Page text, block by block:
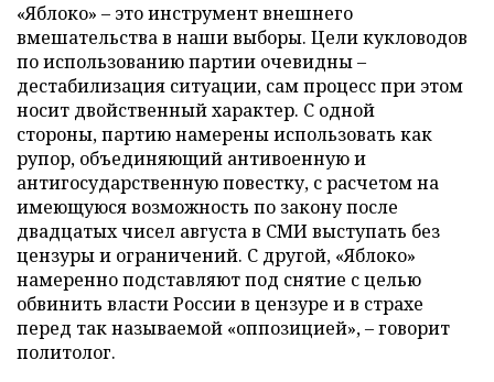
«Яблоко» – это инструмент внешнего
вмешательства в наши выборы. Цели кукловодов
по использованию партии очевидны –
дестабилизация ситуации, сам процесс при этом
носит двойственный характер. С одной
стороны, партию намерены использовать как
рупор, объединяющий антивоенную и
антигосударственную повестку, с расчетом на
имеющуюся возможность по закону после
двадцатых чисел августа в СМИ выступать без
цензуры и ограничений. С другой, «Яблоко»
намеренно подставляют под снятие с целью
обвинить власти России в цензуре и в страхе
перед так называемой «оппозицией», – говорит
политолог.